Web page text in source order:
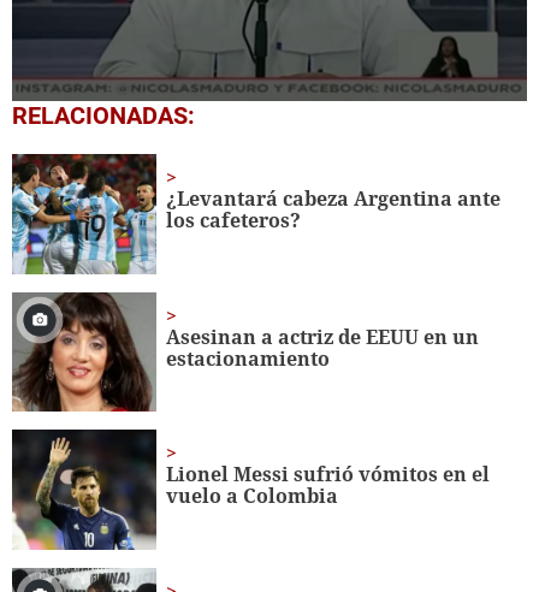
0
seconds
1
minute,
39
seconds
RELACIONADAS:
¿Levantará cabeza Argentina ante
los cafeteros?
Asesinan a actriz de EEUU en un
estacionamiento
Lionel Messi sufrió vómitos en el
vuelo a Colombia